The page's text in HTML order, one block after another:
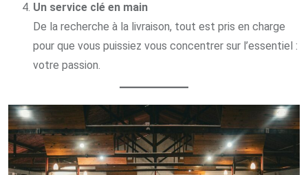
Un service clé en main
De la recherche à la livraison, tout est pris en charge
pour que vous puissiez vous concentrer sur l’essentiel :
votre passion.